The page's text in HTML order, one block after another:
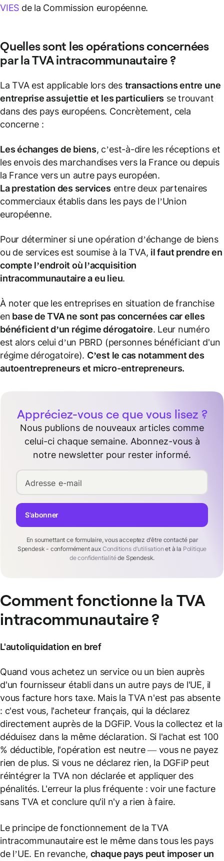
VIES de la Commission européenne.
Quelles sont les opérations concernées
par la TVA intracommunautaire ?
La TVA est applicable lors des transactions entre une
entreprise assujettie et les particuliers se trouvant
dans des pays européens. Concrètement, cela
concerne :
Leséchanges de biens, c’est-à-dire les réceptions et
les envois des marchandises vers la France ou depuis
la France vers un autre pays européen.
La prestation des services entre deux partenaires
commerciaux établis dans les pays de l’Union
européenne.
Pour déterminer si une opération d’échange de biens
ou de services est soumise à la TVA, il faut prendre en
compte l’endroit où l’acquisition
intracommunautairea eu lieu.
À noter que les entreprises en situation de franchise
en base de TVA ne sont pas concernées car elles
bénéficient d’un régime dérogatoire. Leur numéro
est alors celui d’un PBRD (personnes bénéficiant d'un
régime dérogatoire). C’est le cas notamment des
autoentrepreneurs et micro-entrepreneurs.
Appréciez-vous ce que vous lisez ?
Nous publions de nouveaux articles comme
celui-ci chaque semaine. Abonnez-vous à
notre newsletter pour rester informé.
Adresse e-mail
En soumettant ce formulaire, vous acceptez d'être contacté par
Spendesk - conformément aux Conditions d'utilisation et à la Politique
de confidentialitéde Spendesk.
S'abonner
Comment fonctionne la TVA
intracommunautaire ?
L'autoliquidation en bref
Quand vous achetez un service ou un bien auprès
d'un fournisseur établi dans un autre pays de l'UE, il
vous facture hors taxe. Mais la TVA n'est pas absente
: c'est vous, l'acheteur français, qui la déclarez
directement auprès de la DGFiP. Vous la collectez et la
déduisez dans la même déclaration. Si l'achat est 100
% déductible, l'opération est neutre — vous ne payez
rien de plus. Si vous ne déclarez rien, la DGFiP peut
réintégrer la TVA non déclarée et appliquer des
pénalités. L'erreur la plus fréquente : voir une facture
sans TVA et conclure qu'il n'y a rien à faire.
Le principe de fonctionnement de la TVA
intracommunautaire est le même dans tous les pays
de l’UE. En revanche, chaque pays peut imposer un